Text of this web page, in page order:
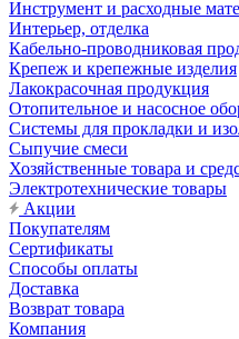
Инструмент и расходные
Интерьер, отделка
Кабельно-проводниковая
Крепеж и крепежные изделия
Лакокрасочная продукция
Отопительное и насосное
Системы для прокладки и
Сыпучие смеси
Хозяйственные товара и
Электротехнические товары
Акции
Покупателям
Сертификаты
Способы оплаты
Доставка
Возврат товара
Компания